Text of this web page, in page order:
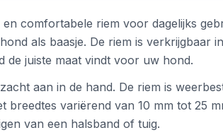
comfortabele riem voor dagelijks
als baasje. De riem is verkrijgbaar
de juiste maat vindt voor uw hond.
aan in de hand. De riem is
breedtes variërend van 10 mm tot 25
van een halsband of tuig.